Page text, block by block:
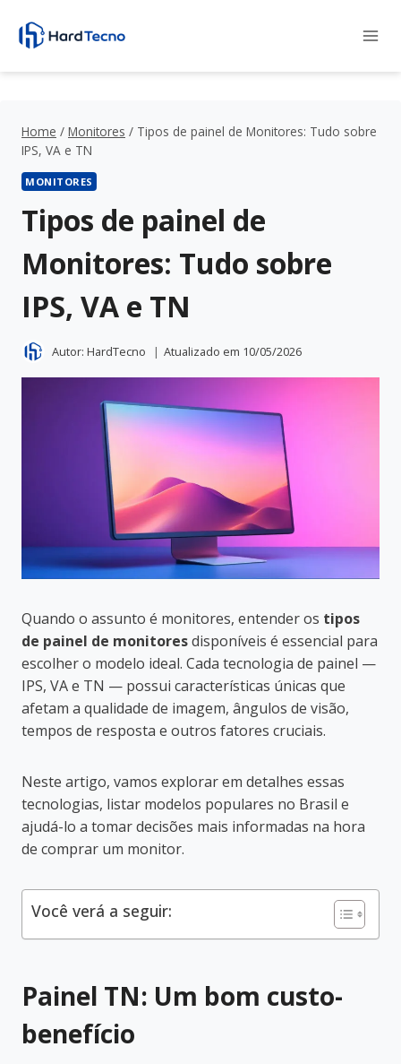
para
Conteúdo
Home / Monitores / Tipos de painel de Monitores: Tudo sobre
IPS, VA e TN
MONITORES
Tipos de painel de
Monitores: Tudo sobre
IPS, VA e TN
Autor: HardTecno Atualizado em 10/05/2026
Quando o assunto é monitores, entender os tipos
de painel de monitoresdisponíveis é essencial para
escolher o modelo ideal. Cada tecnologia de painel —
IPS, VA e TN — possui características únicas que
afetam a qualidade de imagem, ângulos de visão,
tempos de resposta e outros fatores cruciais.
Neste artigo, vamos explorar em detalhes essas
tecnologias, listar modelos populares no Brasil e
ajudá-lo a tomar decisões mais informadas na hora
de comprar um monitor.
Você verá a seguir:
Painel TN: Um bom custo-
benefício